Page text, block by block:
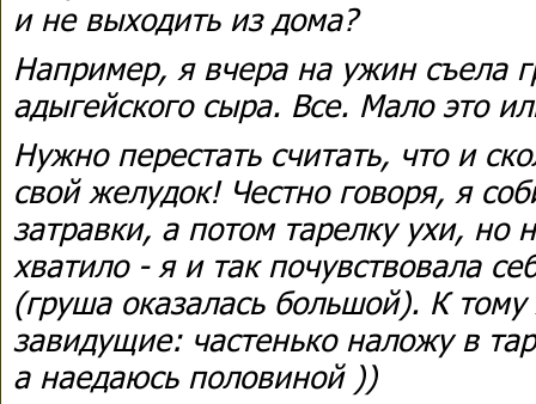
и не выходить из дома?
Например, я вчера на ужин съела
адыгейского сыра. Все. Мало это
Нужно перестать считать, что и
свой желудок! Честно говоря, я
затравки, а потом тарелку ухи, но
хватило - я и так почувствовала
(груша оказалась большой). К
завидущие: частенько наложу в
а наедаюсь половиной ))